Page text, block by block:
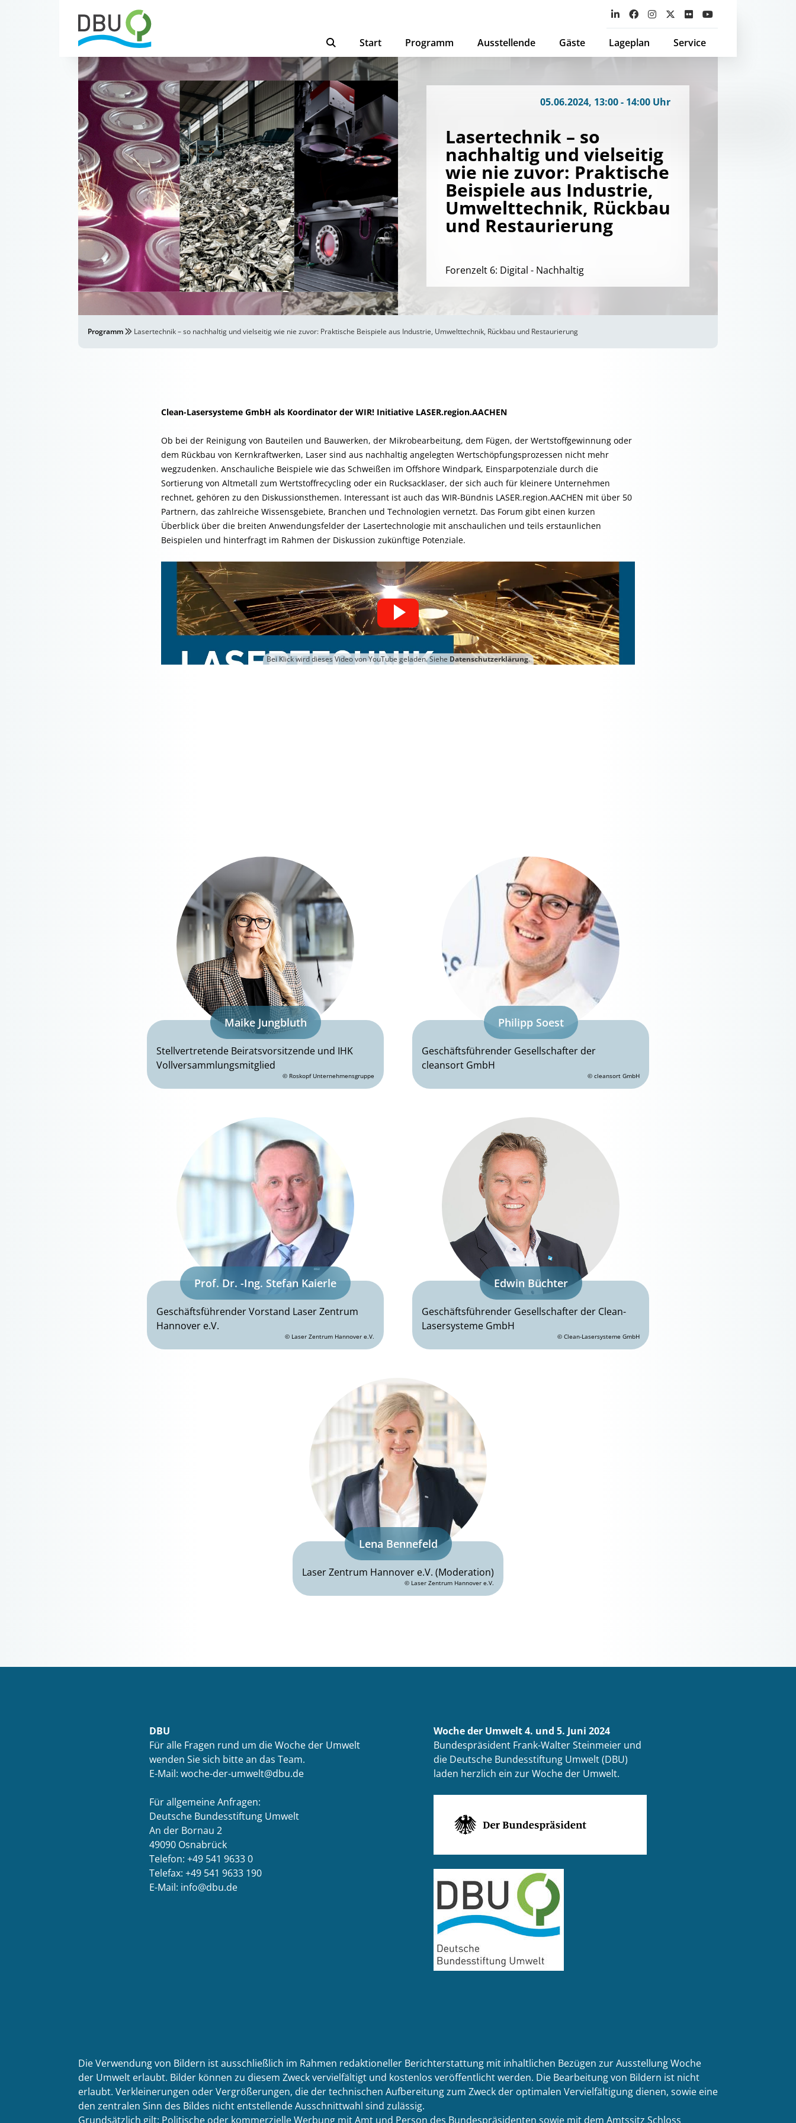
Start Programm Ausstellende Gäste Lageplan Service
05.06.2024, 13:00 - 14:00 Uhr
Lasertechnik – so
nachhaltig und vielseitig
wie nie zuvor: Praktische
Beispiele aus Industrie,
Umwelttechnik, Rückbau
und Restaurierung
Forenzelt 6: Digital - Nachhaltig
Programm Lasertechnik – so nachhaltig und vielseitig wie nie zuvor: Praktische Beispiele aus Industrie, Umwelttechnik, Rückbau und Restaurierung
Clean-Lasersysteme GmbH als Koordinator der WIR! Initiative LASER.region.AACHEN
Ob bei der Reinigung von Bauteilen und Bauwerken, der Mikrobearbeitung, dem Fügen, der Wertstoffgewinnung oder
dem Rückbau von Kernkraftwerken, Laser sind aus nachhaltig angelegten Wertschöpfungsprozessen nicht mehr
wegzudenken. Anschauliche Beispiele wie das Schweißen im Offshore Windpark, Einsparpotenziale durch die
Sortierung von Altmetall zum Wertstoffrecycling oder ein Rucksacklaser, der sich auch für kleinere Unternehmen
rechnet, gehören zu den Diskussionsthemen. Interessant ist auch das WIR-Bündnis LASER.region.AACHEN mit über 50
Partnern, das zahlreiche Wissensgebiete, Branchen und Technologien vernetzt. Das Forum gibt einen kurzen
Überblick über die breiten Anwendungsfelder der Lasertechnologie mit anschaulichen und teils erstaunlichen
Beispielen und hinterfragt im Rahmen der Diskussion zukünftige Potenziale.
Bei Klick wird dieses Video von YouTube geladen. Siehe Datenschutzerklärung.
Maike Jungbluth
Stellvertretende Beiratsvorsitzende und IHK
Vollversammlungsmitglied
© Roskopf Unternehmensgruppe
Philipp Soest
Geschäftsführender Gesellschafter der
cleansort GmbH
© cleansort GmbH
Prof. Dr. -Ing. Stefan Kaierle
Geschäftsführender Vorstand Laser Zentrum
Hannover e.V.
© Laser Zentrum Hannover e.V.
Edwin Büchter
Geschäftsführender Gesellschafter der Clean-
Lasersysteme GmbH
© Clean-Lasersysteme GmbH
Lena Bennefeld
Laser Zentrum Hannover e.V. (Moderation)
© Laser Zentrum Hannover e.V.
DBU
Für alle Fragen rund um die Woche der Umwelt
wenden Sie sich bitte an das Team.
E-Mail: woche-der-umwelt@dbu.de
Für allgemeine Anfragen:
Deutsche Bundesstiftung Umwelt
An der Bornau 2
49090 Osnabrück
Telefon: +49 541 9633 0
Telefax: +49 541 9633 190
E-Mail: info@dbu.de
Woche der Umwelt 4. und 5. Juni 2024
Bundespräsident Frank-Walter Steinmeier und
die Deutsche Bundesstiftung Umwelt (DBU)
laden herzlich ein zur Woche der Umwelt.
Die Verwendung von Bildern ist ausschließlich im Rahmen redaktioneller Berichterstattung mit inhaltlichen Bezügen zur Ausstellung Woche
der Umwelt erlaubt. Bilder können zu diesem Zweck vervielfältigt und kostenlos veröffentlicht werden. Die Bearbeitung von Bildern ist nicht
erlaubt. Verkleinerungen oder Vergrößerungen, die der technischen Aufbereitung zum Zweck der optimalen Vervielfältigung dienen, sowie eine
den zentralen Sinn des Bildes nicht entstellende Ausschnittwahl sind zulässig.
Grundsätzlich gilt: Politische oder kommerzielle Werbung mit Amt und Person des Bundespräsidenten sowie mit dem Amtssitz Schloss